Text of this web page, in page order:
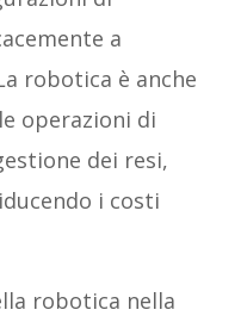
a
robotica è anche
operazioni di
dei resi,
i costi
robotica nella